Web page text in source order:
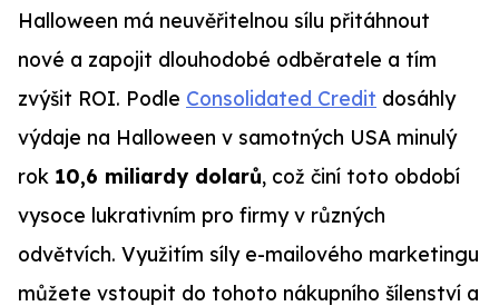
Halloween má neuvěřitelnou sílu přitáhnout
nové a zapojit dlouhodobé odběratele a tím
zvýšit ROI. Podle Consolidated Credit dosáhly
výdaje na Halloween v samotných USA minulý
rok 10,6 miliardy dolarů, což činí toto období
vysoce lukrativním pro firmy v různých
odvětvích. Využitím síly e-mailového marketingu
můžete vstoupit do tohoto nákupního šílenství a